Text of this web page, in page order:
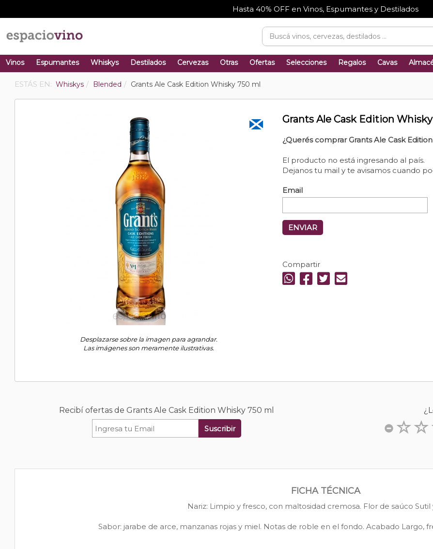
Hasta 40% OFF en Vinos, Espumantes y Destilados
Vinos Espumantes Whiskys Destilados Cervezas Otras Ofertas Selecciones Regalos Cavas
ESTÁS EN: Whiskys Blended Grants Ale Cask Edition Whisky 750 ml
Desplazarse sobre la imagen para agrandar.
Las imágenes son meramente ilustrativas.
Grants Ale Cask Edition
¿Querés comprar Grants Ale Cask
El producto no está ingresando al país.
Dejanos tu mail y te avisamos cuando
Email
ENVIAR
Compartir
Recibí ofertas de Grants Ale Cask Edition Whisky 750 ml
Suscribir
FICHA TÉCNICA
Nariz: Limpio y fresco, con maltosidad cremosa. Flor de saúco Sutil
Sabor: jarabe de arce, manzanas rojas y miel. Notas de roble en el fondo. Acabado Largo,